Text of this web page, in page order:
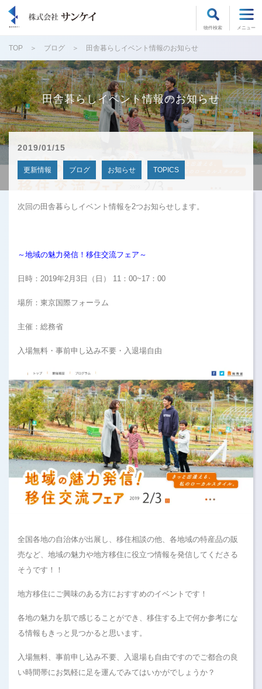
メニュー
物件検索
TOP ブログ 田舎暮らしイベント情報のお知らせ
田舎暮らしイベント情報のお知らせ
2019/01/15
更新情報 ブログ お知らせ TOPICS
次回の田舎暮らしイベント情報を2つお知らせします。
～地域の魅力発信！移住交流フェア～
日時：2019年2月3日（日） 11：00~17：00
場所：東京国際フォーラム
主催：総務省
入場無料・事前申し込み不要・入退場自由
全国各地の自治体が出展し、移住相談の他、各地域の特産品の販
売など、地域の魅力や地方移住に役立つ情報を発信してくださる
そうです！！
地方移住にご興味のある方におすすめのイベントです！
各地の魅力を肌で感じることができ、移住する上で何か参考にな
る情報もきっと見つかると思います。
入場無料、事前申し込み不要、入退場も自由ですのでご都合の良
い時間帯にお気軽に足を運んでみてはいかがでしょうか？